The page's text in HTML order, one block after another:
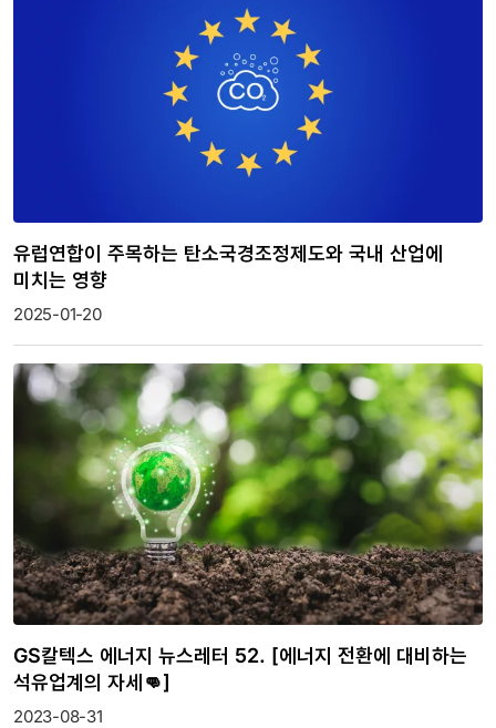
유럽연합이 주목하는 탄소국경조정제도와 국내 산업에
미치는 영향
2025-01-20
GS칼텍스 에너지 뉴스레터 52. [에너지 전환에 대비하는
석유업계의 자세👊]
2023-08-31